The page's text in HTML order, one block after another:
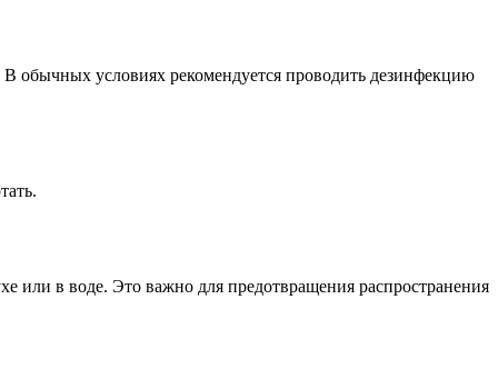
обычных условиях рекомендуется проводить дезинфекцию
или в воде. Это важно для предотвращения распространения